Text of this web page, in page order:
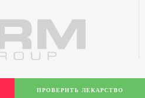
ПРОВЕРИТЬ ЛЕКАРСТВО